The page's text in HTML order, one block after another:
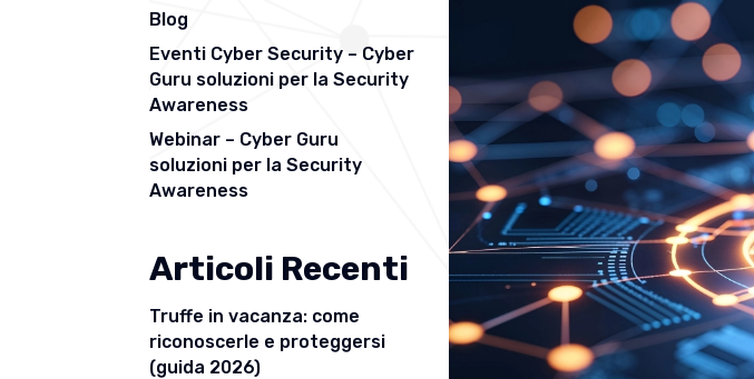
Blog
Eventi Cyber Security – Cyber
Guru soluzioni per la Security
Awareness
Webinar – Cyber Guru
soluzioni per la Security
Awareness
Articoli Recenti
Truffe in vacanza: come
riconoscerle e proteggersi
(guida 2026)